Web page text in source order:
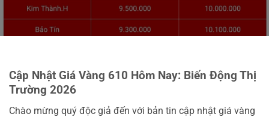
Cập Nhật Giá Vàng 610 Hôm Nay: Biến Động Thị
Trường 2026
Chào mừng quý độc giả đến với bản tin cập nhật giá vàng